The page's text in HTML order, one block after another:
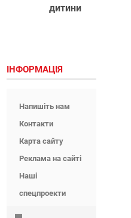
дитини
ІНФОРМАЦІЯ
Напишіть нам
Контакти
Карта сайту
Реклама на сайті
Наші
спецпроекти